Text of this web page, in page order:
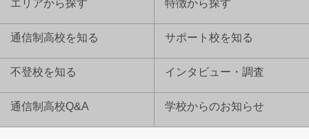
エリアから探す 特徴から探す
通信制高校を知る サポート校を知る
不登校を知る インタビュー・調査
通信制高校Q&A 学校からのお知らせ